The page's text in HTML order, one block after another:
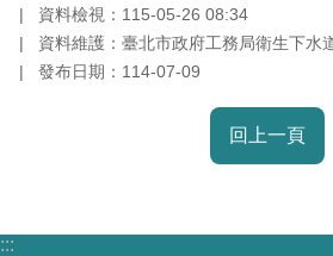
隱
資料檢視：115-05-26 08:34
資料維護：臺北市政府工務局衛生下水
發布日期：114-07-09
回上一頁
:::